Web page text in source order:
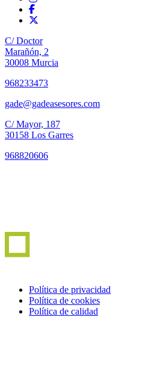
C/ Doctor
Marañón, 2
30008 Murcia
968233473
gade@gadeasesores.com
C/ Mayor, 187
30158 Los Garres
968820606
Política de privacidad
Política de cookies
Política de calidad